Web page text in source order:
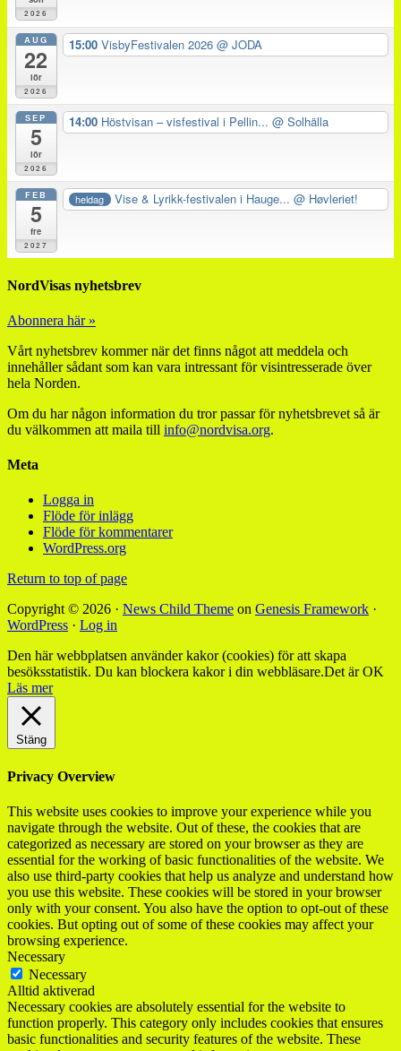
2026
AUG
22
lör
2026
15:00 VisbyFestivalen 2026 @ JODA
SEP
5
lör
2026
14:00 Höstvisan – visfestival i Pellin... @ Solhälla
FEB
5
fre
2027
heldag Vise & Lyrikk-festivalen i Hauge...@ Høvleriet!
NordVisas nyhetsbrev
Abonnera här »
Vårt nyhetsbrev kommer när det finns något att meddela och
innehåller sådant som kan vara intressant för visintresserade över
hela Norden.
Om du har någon information du tror passar för nyhetsbrevet så är
du välkommen att maila till info@nordvisa.org.
Meta
Logga in
Flöde för inlägg
Flöde för kommentarer
WordPress.org
Return to top of page
Copyright © 2026 · News Child Theme on Genesis Framework ·
WordPress · Log in
Den här webbplatsen använder kakor (cookies) för att skapa
besöksstatistik. Du kan blockera kakor i din webbläsare.Det är OK
Läs mer
Stäng
Privacy Overview
This website uses cookies to improve your experience while you
navigate through the website. Out of these, the cookies that are
categorized as necessary are stored on your browser as they are
essential for the working of basic functionalities of the website. We
also use third-party cookies that help us analyze and understand how
you use this website. These cookies will be stored in your browser
only with your consent. You also have the option to opt-out of these
cookies. But opting out of some of these cookies may affect your
browsing experience.
Necessary
Necessary
Alltid aktiverad
Necessary cookies are absolutely essential for the website to
function properly. This category only includes cookies that ensures
basic functionalities and security features of the website. These